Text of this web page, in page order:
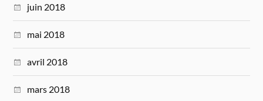
juin 2018
mai 2018
avril 2018
mars 2018